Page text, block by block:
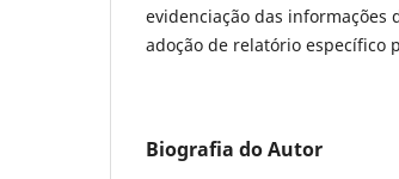
evidenciação das
adoção de relatório específico
Biografia do Autor